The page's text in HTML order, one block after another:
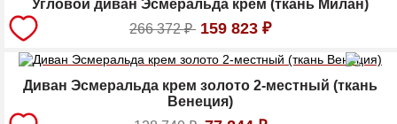
Угловой диван Эсмеральда крем (ткань Милан)
266 372₽ 159 823 ₽
Диван Эсмеральда крем золото 2-местный (ткань
Венеция)